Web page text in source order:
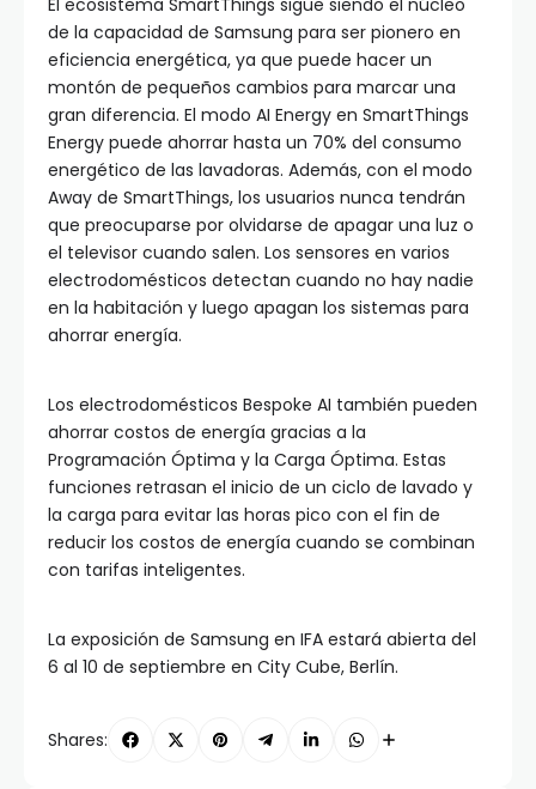
El ecosistema SmartThings sigue siendo el núcleo
de la capacidad de Samsung para ser pionero en
eficiencia energética, ya que puede hacer un
montón de pequeños cambios para marcar una
gran diferencia. El modo AI Energy en SmartThings
Energy puede ahorrar hasta un 70% del consumo
energético de las lavadoras. Además, con el modo
Away de SmartThings, los usuarios nunca tendrán
que preocuparse por olvidarse de apagar una luz o
el televisor cuando salen. Los sensores en varios
electrodomésticos detectan cuando no hay nadie
en la habitación y luego apagan los sistemas para
ahorrar energía.
Los electrodomésticos Bespoke AI también pueden
ahorrar costos de energía gracias a la
Programación Óptima y la Carga Óptima. Estas
funciones retrasan el inicio de un ciclo de lavado y
la carga para evitar las horas pico con el fin de
reducir los costos de energía cuando se combinan
con tarifas inteligentes.
La exposición de Samsung en IFA estará abierta del
6 al 10 de septiembre en City Cube, Berlín.
Shares: